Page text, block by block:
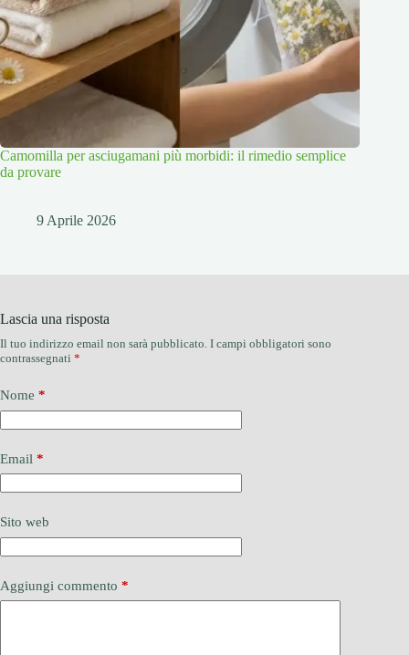
Camomilla per asciugamani più morbidi: il rimedio semplice
da provare
9 Aprile 2026
Lascia una risposta
Il tuo indirizzo email non sarà pubblicato. I campi obbligatori sono
contrassegnati *
Nome *
Email *
Sito web
Aggiungi commento *